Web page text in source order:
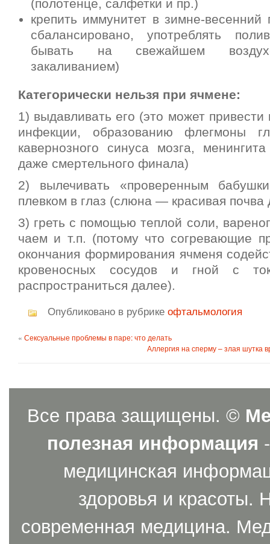
(полотенце, салфетки и пр.)
крепить иммунитет в зимне-весенний
сбалансировано, употреблять
бывать на свежайшем
закаливанием)
Категорически нельзя при ячмене:
1) выдавливать его (это может
инфекции, образованию флегмоны
кавернозного синуса мозга,
даже смертельного финала)
2) вылечивать «проверенным
плевком в глаз (слюна — красивая почва
3) греть с помощью теплой соли,
чаем и т.п. (потому что согревающие
окончания формирования ячменя
кровеносных сосудов и гной с
распространиться далее).
Опубликовано в рубрике офтальмология
« Сексуальные проблемы в паре: что делать
Аллергия на сперму – злая шутка
Все права защищены. ©
полезная информация
медицинская
здоровья и красоты.
современная медицина.